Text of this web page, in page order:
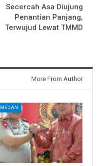
Secercah Asa Diujung
Penantian Panjang,
Terwujud Lewat TMMD
More From Author
MEDAN